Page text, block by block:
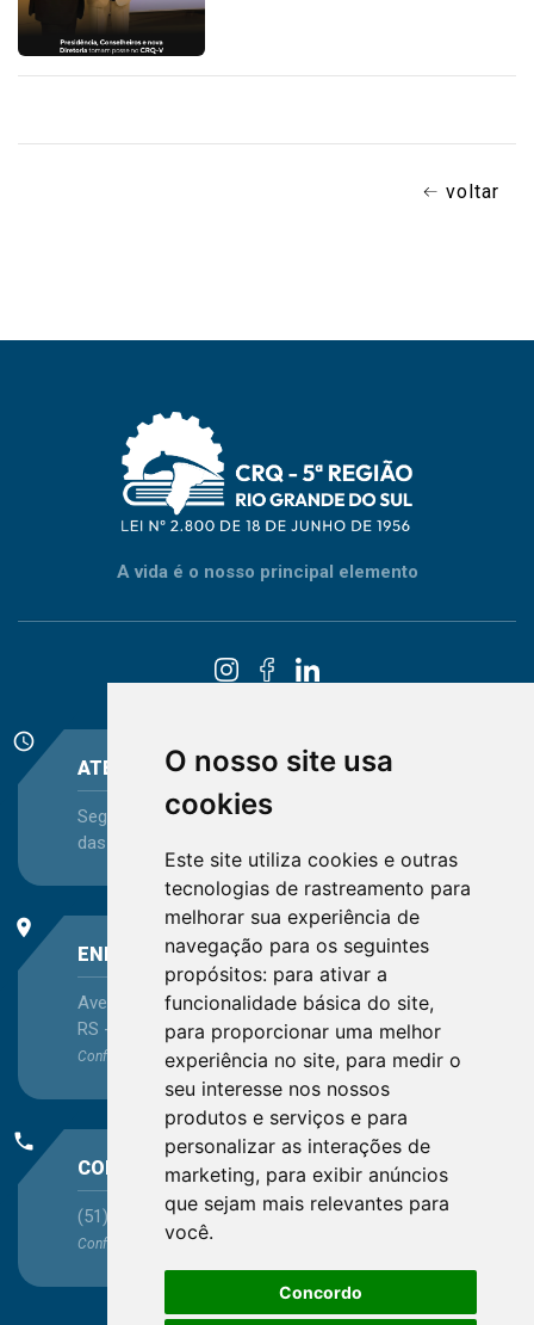
O nosso site usa
cookies
Este site utiliza cookies e outras
tecnologias de rastreamento para
melhorar sua experiência de
navegação para os seguintes
propósitos: para ativar a
funcionalidade básica do site,
para proporcionar uma melhor
experiência no site, para medir o
seu interesse nos nossos
produtos e serviços e para
personalizar as interações de
marketing, para exibir anúncios
que sejam mais relevantes para
você.
Concordo
voltar
A vida é o nosso principal elemento
schedule
ATENDIMENTO
Segunda-feira a Sexta-feira - das 08:30 às 12:15 e
das 13:30 às 16:45
place
ENDEREÇO
Avenida Itaqui, 45, Bairro Petrópolis, Porto Alegre -
RS - CEP 90460-140
Confira as demaislocalizações no Estado
phone
CONTATO
(51) 3330-5659
Confira os e-mailsaqui